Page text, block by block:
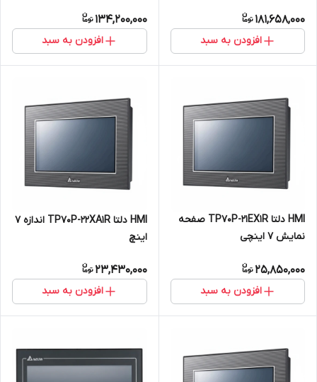
181,658,000
افزودن به سبد
134,200,000
افزودن به سبد
HMI دلتا TP70P-21EX1R صفحه
نمایش 7 اینچی
25,850,000
افزودن به سبد
HMI دلتا TP70P-22XA1R اندازه 7
اینچ
23,430,000
افزودن به سبد